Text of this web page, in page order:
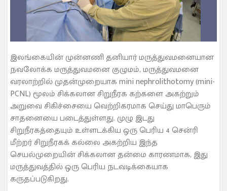
இலங்கையின் முன்னணி தனியார் மருத்துவமனையான
நவலோக்க மருத்துவமனை குழுமம், மருத்துவமனை
வரலாற்றில் முதன்முறையாக mini nephrolithotomy (mini-
PCNL) மூலம் சிக்கலான சிறுநீரக கற்களை அகற்றும்
அறுவை சிகிச்சையை வெற்றிகரமாக செய்து மாபெரும்
சாதனையை படைத்துள்ளது. முழு இடது
சிறுநீரகத்தையும் உள்ளடக்கிய ஒரு பெரிய 4 சென்ரி
மீற்றர் சிறுநீரகக் கல்லை அகற்றிய இந்த
செயல்முறையின் சிக்கலான தன்மை காரணமாக, இது
மருத்துவத்தில் ஒரு பெரிய நடவடிக்கையாக
கருதப்படுகிறது.